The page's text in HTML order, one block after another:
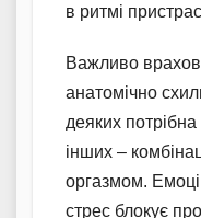
в ритмі
Важливо
анатомічно
деяких
інших –
оргазмом.
стрес блокує